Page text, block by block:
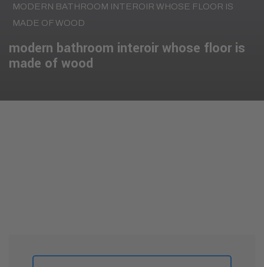
MODERN BATHROOM INTEROIR WHOSE FLOOR IS
MADE OF WOOD
modern bathroom interoir whose floor is
made of wood